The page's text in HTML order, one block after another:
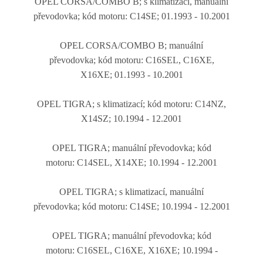
převodovka; kód motoru: C14SE; 01.1993 - 10.2001
OPEL CORSA/COMBO B; manuální
převodovka; kód motoru: C16SEL, C16XE,
X16XE; 01.1993 - 10.2001
OPEL TIGRA; s klimatizací; kód motoru: C14NZ,
X14SZ; 10.1994 - 12.2001
OPEL TIGRA; manuální převodovka; kód
motoru: C14SEL, X14XE; 10.1994 - 12.2001
OPEL TIGRA; s klimatizací, manuální
převodovka; kód motoru: C14SE; 10.1994 - 12.2001
OPEL TIGRA; manuální převodovka; kód
motoru: C16SEL, C16XE, X16XE; 10.1994 -